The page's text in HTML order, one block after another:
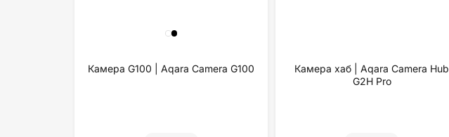
Камера G100 | Aqara Camera G100
Камера хаб | Aqara Camera Hub
G2H Pro